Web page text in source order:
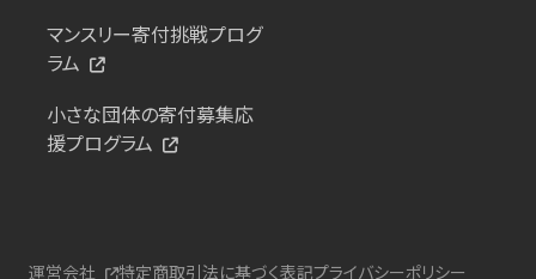
マンスリー寄付挑戦プログ
ラム
小さな団体の寄付募集応
援プログラム
運営会社 特定商取引法に基づく表記プライバシーポリシー